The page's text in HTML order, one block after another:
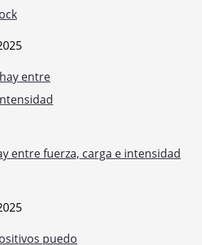
entre fuerza, carga e intensidad